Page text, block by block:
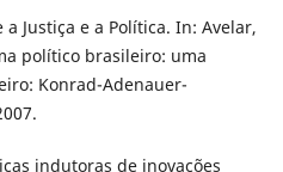
a Justiça e a Política. In: Avelar,
político brasileiro: uma
Konrad-Adenauer-
indutoras de inovações